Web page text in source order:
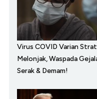
Virus COVID Varian
Melonjak, Waspada
Serak & Demam!